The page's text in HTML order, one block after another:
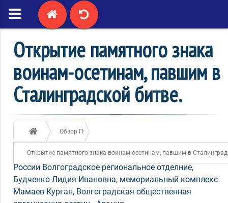
Открытие памятного знака
воинам-осетинам, павшим в
Сталинградской битве.
Обзор Публикаций
Открытие памятного знака воинам-осетинам, павшим в
05 / мая / 2017 2123
Ассамблея народов
России Волгоградское региональное отделние,
Будченко Лидия Ивановна, мемориальный комплекс
Мамаев Курган, Волгоградская общественная